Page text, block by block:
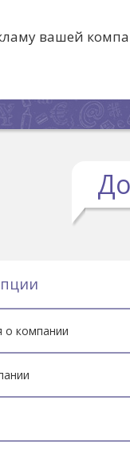
вашей
о компании